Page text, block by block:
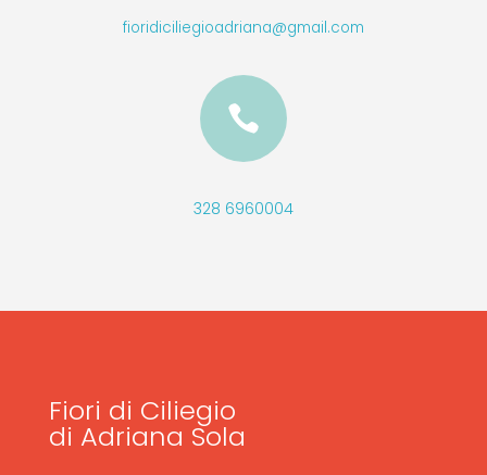
fioridiciliegioadriana@gmail.com

328 6960004
Fiori di Ciliegio
di Adriana Sola